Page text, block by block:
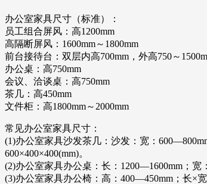
办公室家具尺寸（标准）：
员工组合屏风：高1200mm
高隔断屏风：1600mm～1800mm
前台接待台：双层内高700mm，外高750～
办公桌：高750mm
会议、洽谈桌：高750mm
茶几：高450mm
文件柜：高1800mm～2000mm
常见办公室家具尺寸：
(1)办公室家具沙发茶几：沙发：宽：
600×400×400(mm)。
(2)办公室家具办公桌：长：1200—1600mm；宽
(3)办公室家具办公椅：高：400—450mm；长×宽